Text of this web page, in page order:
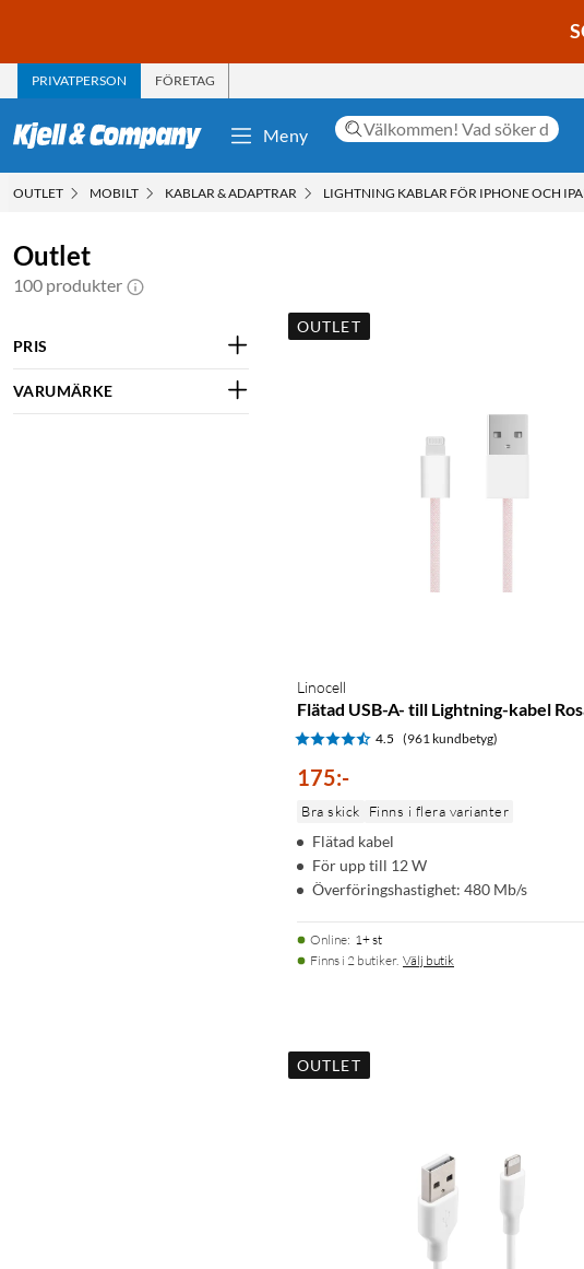
PRIVATPERSON FÖRETAG
Meny
OUTLET MOBILT KABLAR & ADAPTRAR LIGHTNING KABLAR FÖR IPHONE OCH
Outlet
100 produkter
PRIS
VARUMÄRKE
OUTLET
Linocell
Flätad USB-A- till Lightning-kabel
4.5 (961 kundbetyg)
175:-
Bra skick Finns i flera varianter
Flätad kabel
För upp till 12 W
Överföringshastighet: 480 Mb/s
Online: 1+ st
Finns i 2 butiker. Välj butik
OUTLET